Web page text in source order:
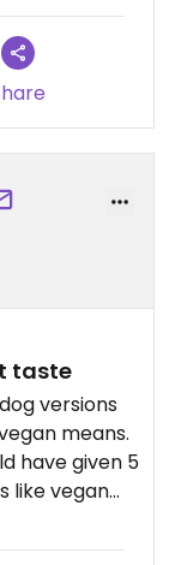
taste
versions
means.
have given 5
like vegan
4 stars for